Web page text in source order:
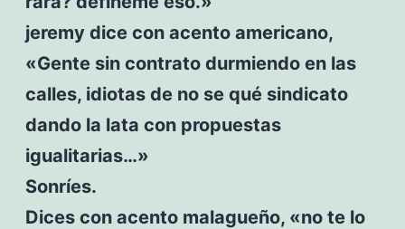
jeremy dice con acento americano,
«Gente sin contrato durmiendo en las
calles, idiotas de no se qué sindicato
dando la lata con propuestas
igualitarias…»
Sonríes.
Dices con acento malagueño, «no te lo